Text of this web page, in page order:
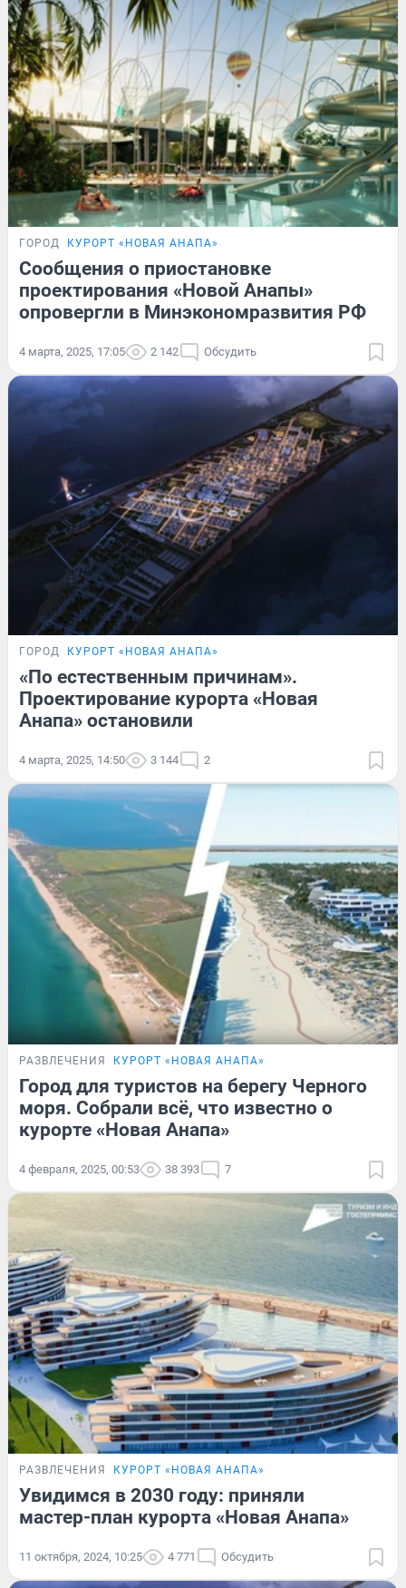
ГОРОД КУРОРТ «НОВАЯ АНАПА»
Сообщения о приостановке
проектирования «Новой Анапы»
опровергли в Минэкономразвития РФ
4 марта, 2025, 17:05 2 142 Обсудить
ГОРОД КУРОРТ «НОВАЯ АНАПА»
«По естественным причинам».
Проектирование курорта «Новая
Анапа» остановили
4 марта, 2025, 14:50 3 144 2
РАЗВЛЕЧЕНИЯ КУРОРТ «НОВАЯ АНАПА»
Город для туристов на берегу Черного
моря. Собрали всё, что известно о
курорте «Новая Анапа»
4 февраля, 2025, 00:53 38 393 7
РАЗВЛЕЧЕНИЯ КУРОРТ «НОВАЯ АНАПА»
Увидимся в 2030 году: приняли
мастер-план курорта «Новая Анапа»
11 октября, 2024, 10:25 4 771 Обсудить